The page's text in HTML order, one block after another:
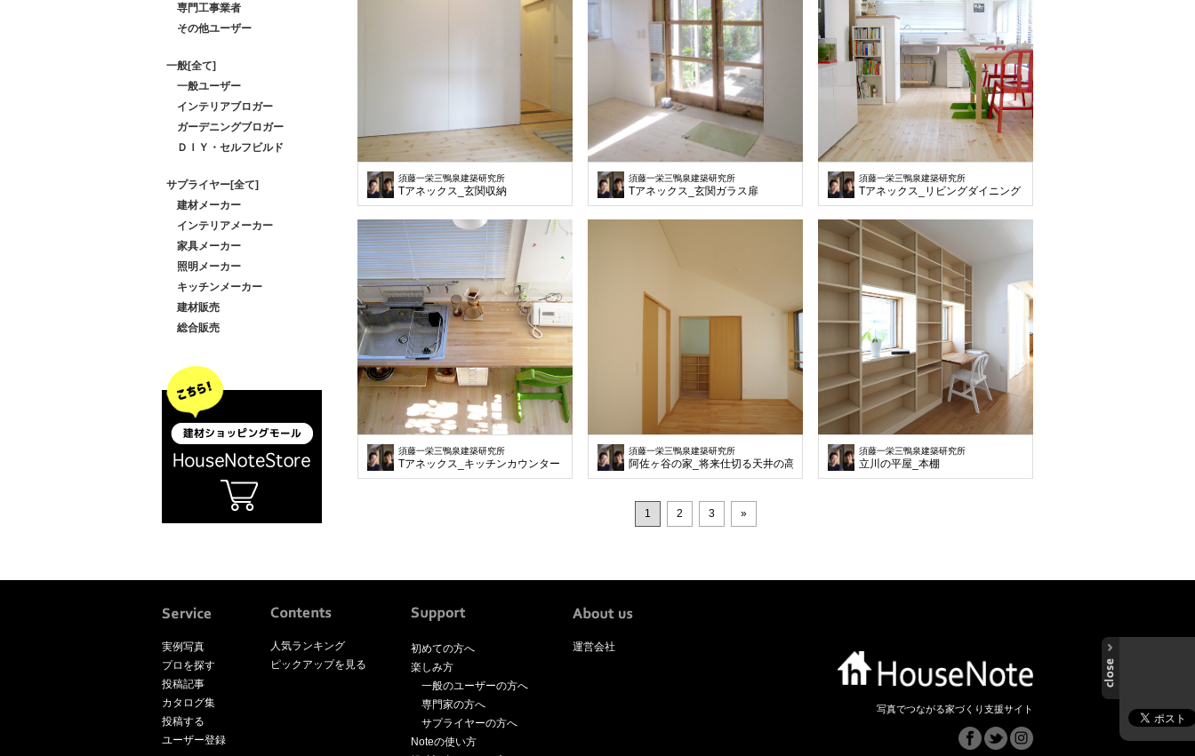
専門工事業者
その他ユーザー
一般[全て]
一般ユーザー
インテリアブロガー
ガーデニングブロガー
ＤＩＹ・セルフビルド
サプライヤー[全て]
建材メーカー
インテリアメーカー
家具メーカー
照明メーカー
キッチンメーカー
建材販売
総合販売
須藤一栄三鴨泉建築研究所
Tアネックス_玄関収納
須藤一栄三鴨泉建築研究所
Tアネックス_玄関ガラス扉
須藤一栄三鴨泉建築研究所
Tアネックス_リビングダイニング
須藤一栄三鴨泉建築研究所
Tアネックス_キッチンカウンター
須藤一栄三鴨泉建築研究所
阿佐ヶ谷の家_将来仕切る天井の高い子供室
須藤一栄三鴨泉建築研究所
立川の平屋_本棚
1 2 3 »
実例写真
プロを探す
投稿記事
カタログ集
投稿する
ユーザー登録
人気ランキング
ピックアップを見る
初めての方へ
楽しみ方
一般のユーザーの方へ
専門家の方へ
サプライヤーの方へ
Noteの使い方
運営会社
写真でつながる家づくり支援サイト